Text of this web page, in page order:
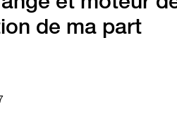
de ma part